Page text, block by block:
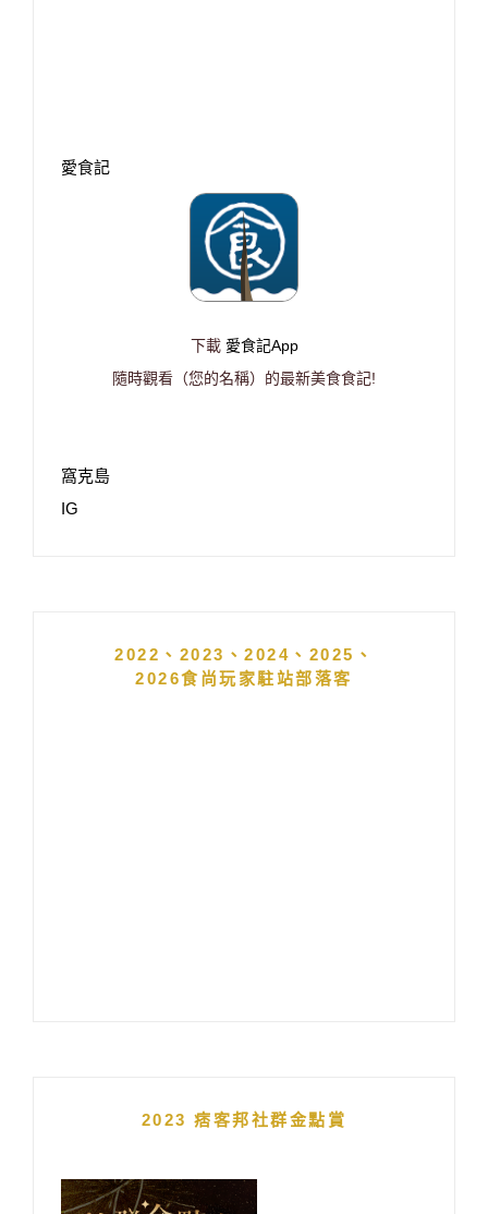
愛食記
下載 愛食記App
隨時觀看（您的名稱）的最新美食食記!
窩克島
IG
2022、2023、2024、2025、
2026食尚玩家駐站部落客
2023 痞客邦社群金點賞